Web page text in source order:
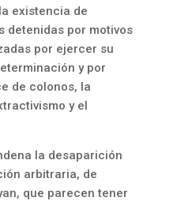
existencia de
detenidas por motivos
por ejercer su
y por
de colonos, la
y el
la desaparición
arbitraria, de
que parecen tener